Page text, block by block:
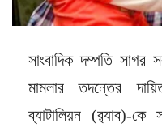
সাংবাদিক দম্পতি
মামলার তদন্তের
ব্যাটালিয়ন (র‌্যাব)-